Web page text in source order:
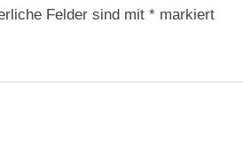
Felder sind mit * markiert